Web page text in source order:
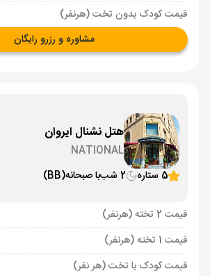
قیمت کودک بدون تخت (هرنفر)
مشاوره و رزرو رایگان
هتل نشنال ایروان
NATIONAL
5 ستاره
2 شب با صبحانه(BB)
قیمت 2 تخته (هرنفر)
قیمت 1 تخته (هرنفر)
قیمت کودک با تخت (هر نفر)